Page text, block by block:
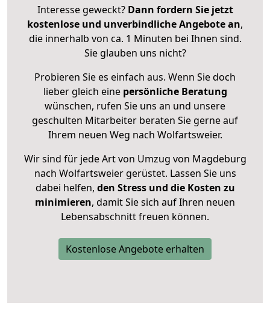
Interesse geweckt? Dann fordern Sie jetzt
kostenlose und unverbindliche Angebote an,
die innerhalb von ca. 1 Minuten bei Ihnen sind.
Sie glauben uns nicht?
Probieren Sie es einfach aus. Wenn Sie doch
lieber gleich eine persönliche Beratung
wünschen, rufen Sie uns an und unsere
geschulten Mitarbeiter beraten Sie gerne auf
Ihrem neuen Weg nach Wolfartsweier.
Wir sind für jede Art von Umzug von Magdeburg
nach Wolfartsweier gerüstet. Lassen Sie uns
dabei helfen, den Stress und die Kosten zu
minimieren, damit Sie sich auf Ihren neuen
Lebensabschnitt freuen können.
Kostenlose Angebote erhalten